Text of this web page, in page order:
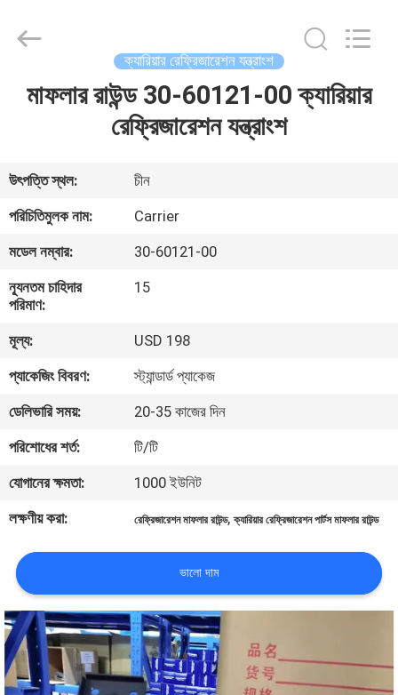
বাড়ি
আমাদের
সম্বন্ধে
কারখানা
পরিদর্শন
গুণমান
নিয়ন্ত্রণ
আমাদের
সাথে
খবর
মামলা
INDUSTRY
Reserved.
ক্যারিয়ার রেফ্রিজারেশন যন্ত্রাংশ
মাফলার রাউন্ড 30-60121-00 ক্যারিয়ার
রেফ্রিজারেশন যন্ত্রাংশ
উৎপত্তি স্থল:
চীন
পরিচিতিমুলক নাম:
Carrier
মডেল নম্বার:
30-60121-00
ন্যূনতম চাহিদার
পরিমাণ:
15
মূল্য:
USD 198
প্যাকেজিং বিবরণ:
স্ট্যান্ডার্ড প্যাকেজ
ডেলিভারি সময়:
20-35 কাজের দিন
পরিশোধের শর্ত:
টি/টি
যোগানের ক্ষমতা:
1000 ইউনিট
লক্ষণীয় করা:
রেফ্রিজারেশন মাফলার রাউন্ড,ক্যারিয়ার রেফ্রিজারেশন পার্টস মাফলার রাউন্ড
ভালো দাম